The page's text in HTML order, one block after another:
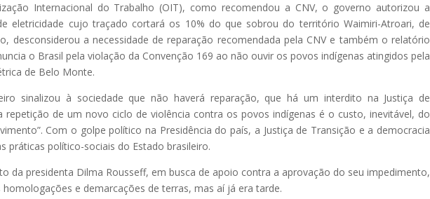
Internacional do Trabalho (OIT), como recomendou a CNV, o governo autorizou a
eletricidade cujo traçado cortará os 10% do que sobrou do território Waimiri-Atroari, de
desconsiderou a necessidade de reparação recomendada pela CNV e também o relatório
o Brasil pela violação da Convenção 169 ao não ouvir os povos indígenas atingidos pela
de Belo Monte.
sinalizou à sociedade que não haverá reparação, que há um interdito na Justiça de
repetição de um novo ciclo de violência contra os povos indígenas é o custo, inevitável, do
Com o golpe político na Presidência do país, a Justiça de Transição e a democracia
práticas político-sociais do Estado brasileiro.
da presidenta Dilma Rousseff, em busca de apoio contra a aprovação do seu impedimento,
e demarcações de terras, mas aí já era tarde.